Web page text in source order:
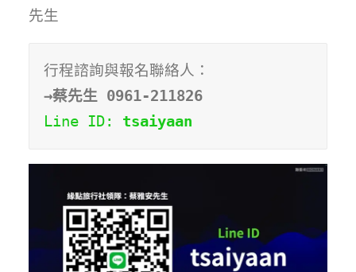
先生
→蔡先生 0961-211826
Line ID: tsaiyaan